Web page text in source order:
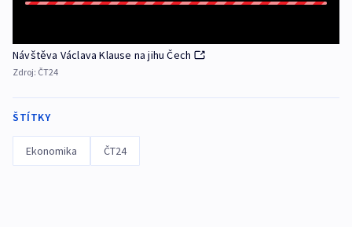
Návštěva Václava Klause na jihu Čech
Zdroj: ČT24
ŠTÍTKY
Ekonomika ČT24